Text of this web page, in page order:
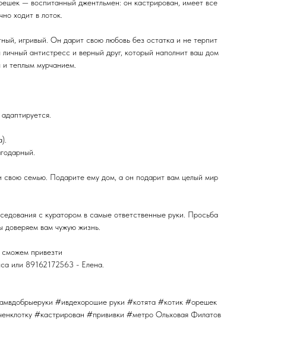
— воспитанный джентльмен: он кастрирован, имеет все
ходит в лоток.
игривый. Он дарит свою любовь без остатка и не терпит
антистресс и верный друг, который наполнит ваш дом
теплым мурчанием.
свою семью. Подарите ему дом, а он подарит вам целый мир
с куратором в самые ответственные руки. Просьба
вам чужую жизнь.
привезти
или 89162172563 - Елена.
#ивдехорошие руки #котята #котик #орешек
#кастрирован #прививки #метро Ольховая Филатов